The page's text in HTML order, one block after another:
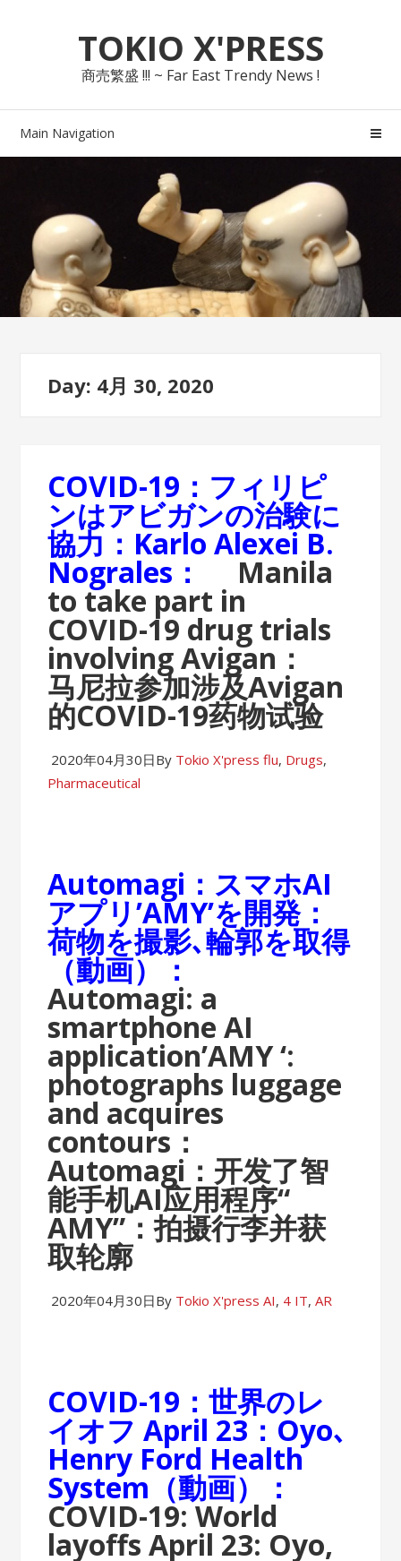
navigationTOKIO X'PRESS
商売繁盛 !!! ~ Far East Trendy News !
Main Navigation
Day: 4月 30, 2020
COVID-19：フィリピ
ンはアビガンの治験に
協力：Karlo Alexei B.
Nograles： Manila
to take part in
COVID-19 drug trials
involving Avigan：
马尼拉参加涉及Avigan
的COVID-19药物试验
2020年04月30日By Tokio X'press flu, Drugs,
Pharmaceutical
Automagi：スマホAI
アプリ’AMY’を開発：
荷物を撮影､輪郭を取得
（動画）：
Automagi: a
smartphone AI
application’AMY ‘:
photographs luggage
and acquires
contours：
Automagi：开发了智
能手机AI应用程序“
AMY”：拍摄行李并获
取轮廓
2020年04月30日By Tokio X'press AI, 4 IT,AR
COVID-19：世界のレ
イオフ April 23：Oyo､
Henry Ford Health
System（動画）：
COVID-19: World
layoffs April 23: Oyo,